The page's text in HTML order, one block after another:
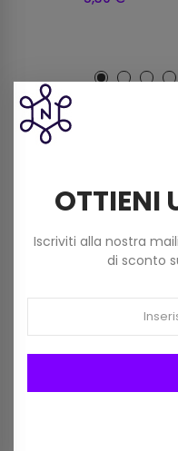
I clienti che
questo
OTTIENI
Iscriviti alla nostra
di sconto